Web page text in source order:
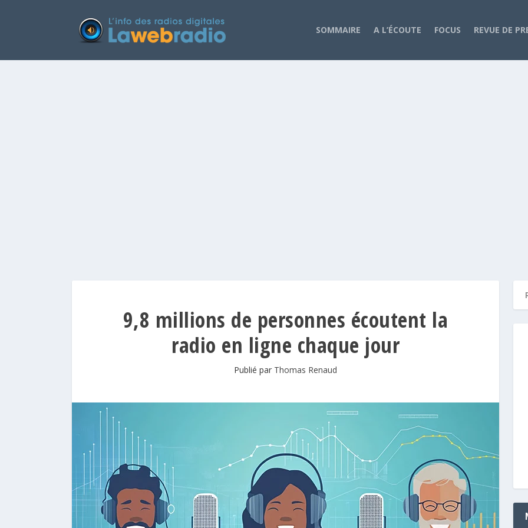
SOMMAIRE A L’ÉCOUTE FOCUS REVUE DE
9,8 millions de personnes écoutent la
radio en ligne chaque jour
Publié par Thomas Renaud